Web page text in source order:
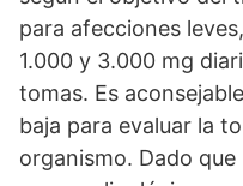
para afecciones
1.000 y 3.000 mg
tomas. Es
baja para evaluar la
organismo. Dado